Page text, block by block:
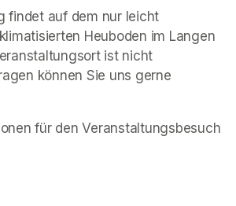
findet auf dem nur leicht
Heuboden im Langen
ist nicht
können Sie uns gerne
für den Veranstaltungsbesuch
in a new tab)
in a new tab)